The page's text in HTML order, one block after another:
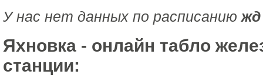
У нас нет данных по расписанию жд
Яхновка - онлайн табло
станции: